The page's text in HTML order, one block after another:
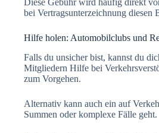
bei Vertragsunterzeichnung diesen
Hilfe holen: Automobilclubs und
Falls du unsicher bist, kannst du
Mitgliedern Hilfe bei
zum Vorgehen.
Alternativ kann auch ein auf
Summen oder komplexe Fälle geht.